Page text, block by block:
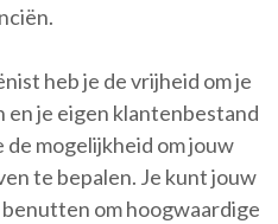
heb je de vrijheid om je
je eigen klantenbestand
mogelijkheid om jouw
te bepalen. Je kunt jouw
om hoogwaardige